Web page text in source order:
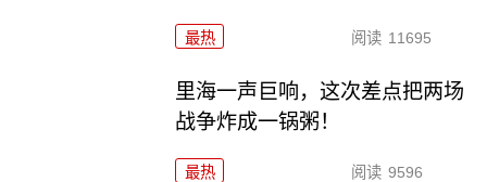
最热 阅读 11695
里海一声巨响，这次差点把两场
战争炸成一锅粥！
最热 阅读 9596